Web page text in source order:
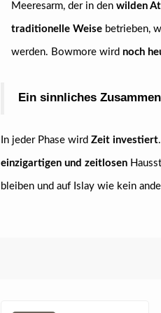
Meeresarm, der in denwilden
traditionelle Weisebetrieben,
werden. Bowmore wird noch
Ein sinnliches
In jeder Phase wird Zeit investiert
einzigartigen und zeitlosen
bleiben und auf Islay wie kein